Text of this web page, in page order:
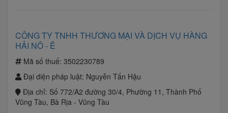
CÔNG TY TNHH THƯƠNG MẠI VÀ DỊCH VỤ HÀNG
HẢI NÔ - Ê
Mã số thuế: 3502230789
Đại diện pháp luật: Nguyễn Tấn Hậu
Địa chỉ: Số 772/A2 đường 30/4, Phường 11, Thành Phố
Vũng Tàu, Bà Rịa - Vũng Tàu